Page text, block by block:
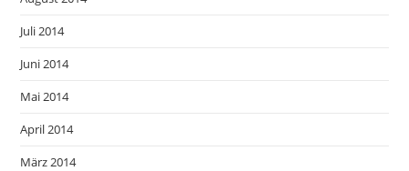
Juli 2014
Juni 2014
Mai 2014
April 2014
März 2014